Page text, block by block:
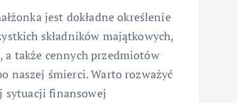
jest dokładne określenie
składników majątkowych,
a także cennych przedmiotów
naszej śmierci. Warto rozważyć
sytuacji finansowej